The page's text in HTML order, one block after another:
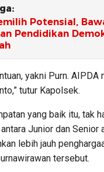
Potensial,
Pendidikan
yakni Purn. AIPDA
tutur Kapolsek.
yang baik itu, tak
Junior dan
lebih jauh
tersebut.